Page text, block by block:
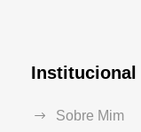
Institucional
Sobre Mim